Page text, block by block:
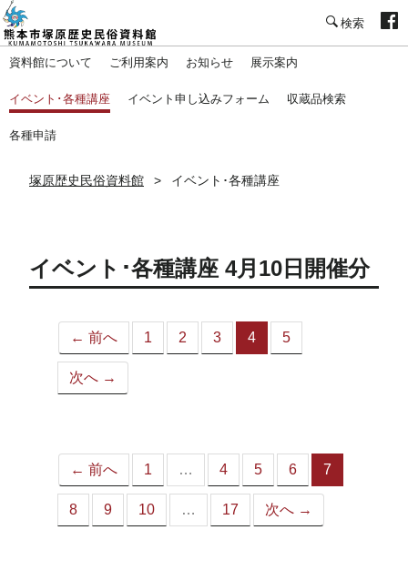
資料館について ご利用案内 お知らせ 展示案内
イベント･各種講座 イベント申し込みフォーム 収蔵品検索
各種申請
塚原歴史民俗資料館 イベント･各種講座
イベント･各種講座 4月10日開催分
← 前へ 1 2 3 4
（こ
5
次へ →
← 前へ 1 … 4 5 6 7
8 9 10 … 17 次へ →